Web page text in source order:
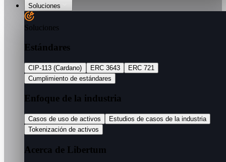
Soluciones
Soluciones
Estándares
CIP-113 (Cardano) ERC 3643
ERC 721
Cumplimiento de estándares
Enfoque de la industria
Casos de uso de activos
Estudios de casos de la industria
Tokenización de activos
Acerca de Libertum